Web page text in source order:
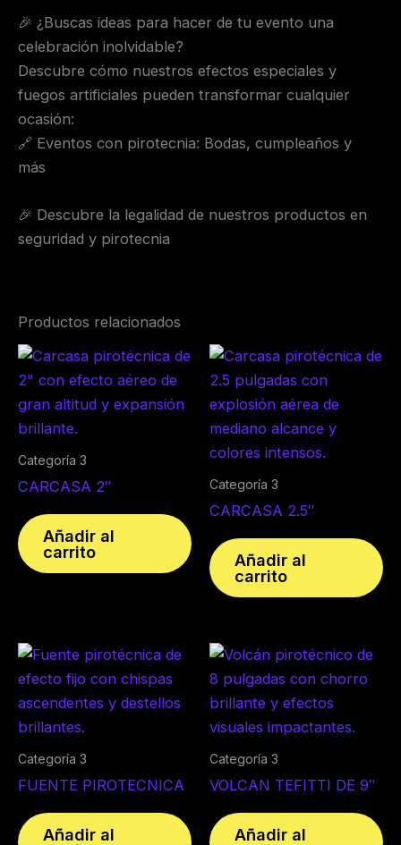
🎉 ¿Buscas ideas para hacer de tu evento una
celebración inolvidable?
Descubre cómo nuestros efectos especiales y
fuegos artificiales pueden transformar cualquier
ocasión:
🔗 Eventos con pirotecnia: Bodas, cumpleaños y
más
🎉 Descubre la legalidad de nuestros productos en
seguridad y pirotecnia
Productos relacionados
Categoría 3
CARCASA 2″
Añadir al
carrito
Categoría 3
CARCASA 2.5″
Añadir al
carrito
Categoría 3
FUENTE PIROTECNICA
Añadir al
Categoría 3
VOLCAN TEFITTI DE 9″
Añadir al